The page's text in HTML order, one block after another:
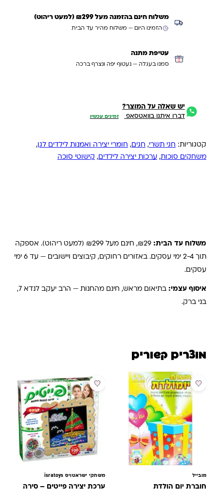
משלוח חינם בהזמנה מעל ₪299 (למעט ריהוט)
הזמינו היום — משלוח מהיר עד הבית
עטיפת מתנה
סמנו בעגלה — נעטוף יפה ונצרף ברכה
יש שאלה על המוצר?
דברו איתנו בוואטסאפ זמינים עכשיו
קטגוריות: חגי תשרי, חגים, חומרי יצירה ואמנות לילדים לגן ,
משחקים סוכות, ערכות יצירה לילדים, קישוטי סוכה
משלוח עד הבית: ₪29, חינם מעל ₪299 (למעט ריהוט). אספקה
תוך 2-4 ימי עסקים. באזורים רחוקים, קיבוצים ויישובים — עד 6 ימי
עסקים.
איסוף עצמי: בתיאום מראש, חינם מהחנות — הרב יעקב לנדא 7,
בני ברק.
מוצרים קשורים
מובייל
חוברת יום הולדת
מבצע
משחקי ישראטויס isratoys
ערכת יצירה פייטים – סירה